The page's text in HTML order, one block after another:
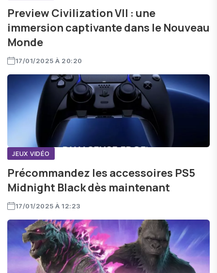
Preview Civilization VII : une
immersion captivante dans le Nouveau
Monde
17/01/2025 À 20:20
JEUX VIDÉO
Précommandez les accessoires PS5
Midnight Black dès maintenant
17/01/2025 À 12:23